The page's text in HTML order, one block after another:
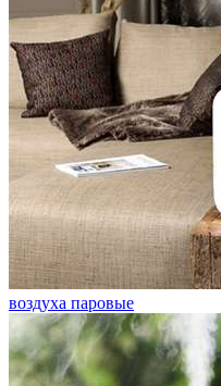
воздуха паровые